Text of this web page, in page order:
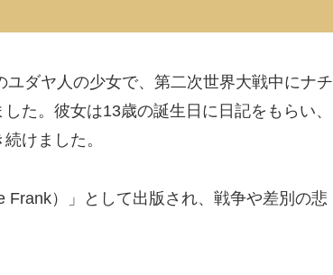
ダヤ人の少女で、第二次世界大戦中にナチ
た。彼女は13歳の誕生日に日記をもらい、
けました。
）」として出版され、戦争や差別の悲